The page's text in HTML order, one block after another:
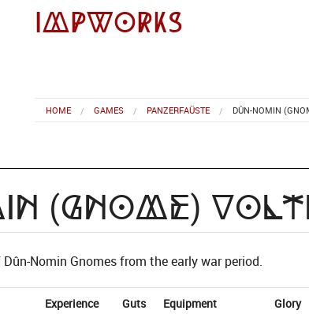
impworks
HOME GAMES PANZERFAÜSTE DÛN-NOMIN
(Gnome)
Nomin Gnomes from the early war period.
Experience Guts Equipment Glory